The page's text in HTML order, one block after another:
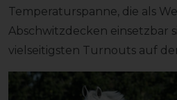
Temperaturspanne, die als
Abschwitzdecken einsetzbar
vielseitigsten Turnouts auf